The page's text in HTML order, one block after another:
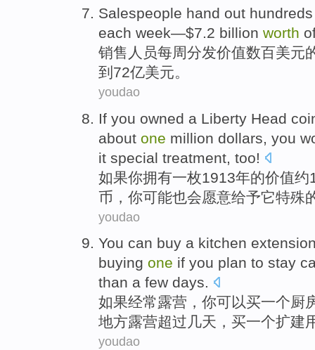
Salespeople hand out
each week—$7.2 billion worth
销售人员每周分发价值数百美元
到72亿美元。
youdao
If you owned a Liberty Head
about one million dollars you
it special treatment , too!
如果你拥有一枚1913年的价值约
币 ，你可能也会愿意给予它特殊
youdao
You can buy a kitchen
buying one if you plan to stay
than a few days.
如果经常露营 ， 你可以买一个厨
地方露营超过几天， 买一个扩建
youdao